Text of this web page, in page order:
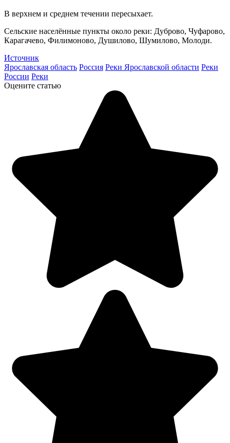
В верхнем и среднем течении пересыхает.
Сельские населённые пункты около реки: Дуброво, Чуфарово,
Карагачево, Филимоново, Душилово, Шумилово, Молоди.
Источник
Ярославская область Россия Реки Ярославской области Реки
России Реки
Оцените статью